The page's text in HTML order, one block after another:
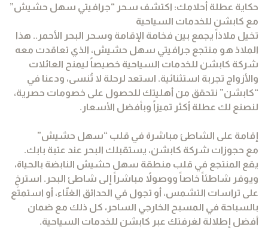
حكاية عطلة أحلامك: اكتشف سحر “جرافيتي سهل حشيش”
مع كابشن للخدمات السياحية
تخيل ملاذاً يجمع بين فخامة الإقامة وسحر البحر الأحمر.. هذا
الملاذ هو منتجع جرافيتي سهل حشيش، الذي تعاقدت معه
شركة كابشن للخدمات السياحية خصيصاً ليمنح العائلات
والأزواج تجربة استثنائية. استعد لرحلة لا تُنسى، ودعنا في
“كابشن” نتحقق من أهليتك للحصول على خصومات حصرية،
لنصنع لك عطلة أكثر تميزاً وبأفضل الأسعار.
إقامة على الشاطئ مباشرة في قلب “سهل حشيش”
مع حجوزات شركة كابشن، يستقبلك البحر عند عتبة بابك.
يقع المنتجع في قلب منطقة سهل حشيش النابضة بالحياة،
ويوفر شاطئاً خاصاً ووصولاً مباشراً إلى شاطئ البحر. استرخِ
على تراسات التشمس، أو تجول في الحدائق الغنّاء، أو استمتع
بالسباحة في المسبح الخارجي الساحر، كل ذلك مع ضمان
أفضل إطلالة لغرفتك عبر كابشن للخدمات السياحية.